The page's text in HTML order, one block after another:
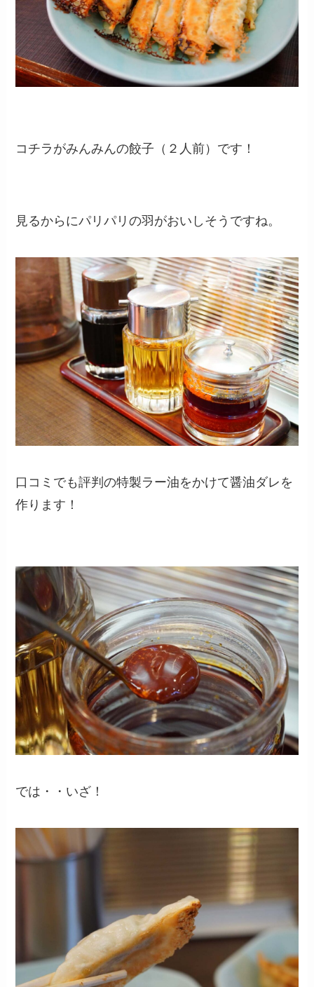
コチラがみんみんの餃子（２人前）です！
見るからにパリパリの羽がおいしそうですね。
口コミでも評判の特製ラー油をかけて醤油ダレを
作ります！
では・・いざ！